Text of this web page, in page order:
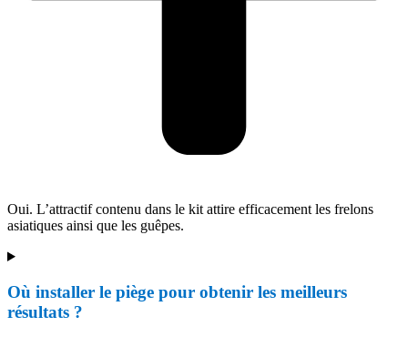
Oui. L’attractif contenu dans le kit attire efficacement les frelons
asiatiques ainsi que les guêpes.
Où installer le piège pour obtenir les meilleurs
résultats ?